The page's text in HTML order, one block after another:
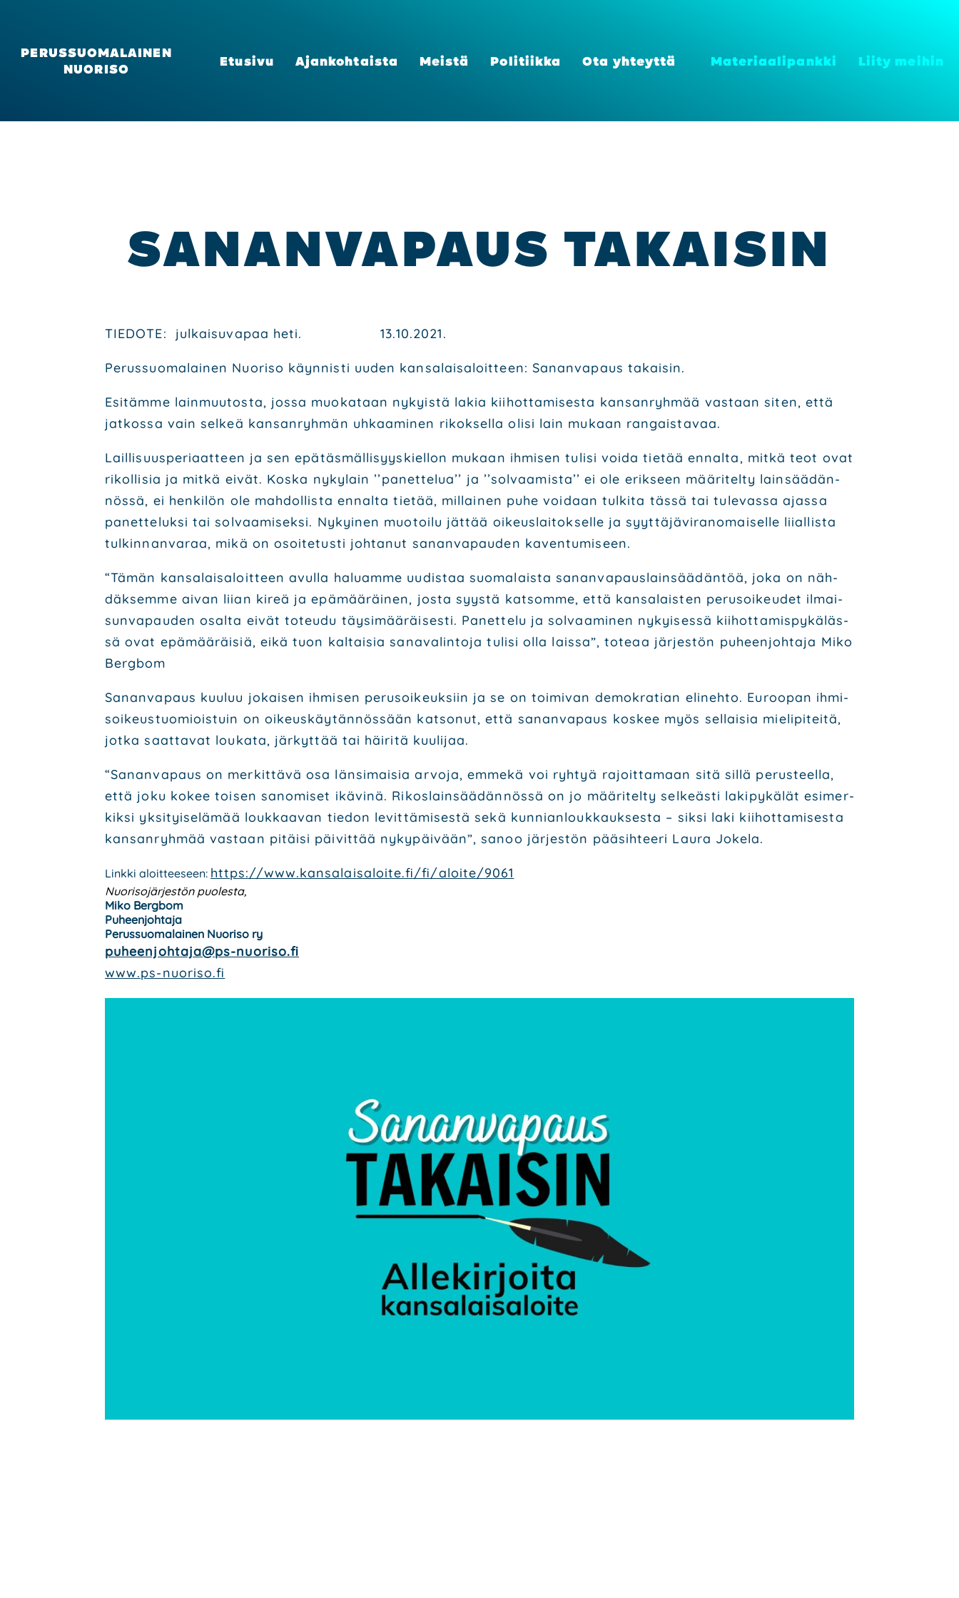
PERUSSUOMALAINEN
NUORISO
Etusi­vu Ajan­koh­tais­ta Meis­tä Poli­tiik­ka Ota yhteyt­tä Mate­ri­aa­li­pank­ki Lii­ty mei­hin
SANAN­VA­PAUS TAKAI­SIN
TIE­DO­TE: jul­kai­su­va­paa heti. 13.10.2021.
Perus­suo­ma­lai­nen Nuo­ri­so käyn­nis­ti uuden kan­sa­lais­aloit­teen: Sanan­va­paus takai­sin.
Esi­täm­me lain­muu­tos­ta, jos­sa muo­ka­taan nykyis­tä lakia kii­hot­ta­mi­ses­ta kan­san­ryh­mää vas­taan siten, että
jat­kos­sa vain sel­keä kan­san­ryh­män uhkaa­mi­nen rikok­sel­la oli­si lain mukaan ran­gais­ta­vaa.
Lail­li­suus­pe­ri­aat­teen ja sen epä­täs­mäl­li­syys­kiel­lon mukaan ihmi­sen tuli­si voi­da tie­tää ennal­ta, mit­kä teot ovat
rikol­li­sia ja mit­kä eivät. Kos­ka nyky­lain ’’panet­te­lua’’ ja ’’sol­vaa­mis­ta’’ ei ole erik­seen mää­ri­tel­ty lain­sää­dän­
nös­sä, ei hen­ki­lön ole mah­dol­lis­ta ennal­ta tie­tää, mil­lai­nen puhe voi­daan tul­ki­ta täs­sä tai tule­vas­sa ajas­sa
panet­te­luk­si tai sol­vaa­mi­sek­si. Nykyi­nen muo­toi­lu jät­tää oikeus­lai­tok­sel­le ja syyt­tä­jä­vi­ran­omai­sel­le lii­al­lis­ta
tul­kin­nan­va­raa, mikä on osoi­te­tus­ti joh­ta­nut sanan­va­pau­den kaven­tu­mi­seen.
“Tämän kan­sa­lais­aloit­teen avul­la haluam­me uudis­taa suo­ma­lais­ta sanan­va­paus­lain­sää­dän­töä, joka on näh­
däk­sem­me aivan lii­an kireä ja epä­mää­räi­nen, jos­ta syys­tä kat­som­me, että kan­sa­lais­ten perus­oi­keu­det ilmai­
sun­va­pau­den osal­ta eivät toteu­du täy­si­mää­räi­ses­ti. Panet­te­lu ja sol­vaa­mi­nen nykyi­ses­sä kii­hot­ta­mis­py­kä­läs­
sä ovat epä­mää­räi­siä, eikä tuon kal­tai­sia sana­va­lin­to­ja tuli­si olla lais­sa”, tote­aa jär­jes­tön puheen­joh­ta­ja Miko
Berg­bom
Sanan­va­paus kuu­luu jokai­sen ihmi­sen perus­oi­keuk­siin ja se on toi­mi­van demo­kra­tian eli­neh­to. Euroo­pan ihmi­
soi­keus­tuo­miois­tuin on oikeus­käy­tän­nös­sään kat­so­nut, että sanan­va­paus kos­kee myös sel­lai­sia mie­li­pi­tei­tä,
jot­ka saat­ta­vat lou­ka­ta, jär­kyt­tää tai häi­ri­tä kuu­li­jaa.
“Sanan­va­paus on mer­kit­tä­vä osa län­si­mai­sia arvo­ja, emme­kä voi ryh­tyä rajoit­ta­maan sitä sil­lä perus­teel­la,
että joku kokee toi­sen sano­mi­set ikä­vi­nä. Rikos­lain­sää­dän­nös­sä on jo mää­ri­tel­ty sel­keäs­ti laki­py­kä­lät esi­mer­
kik­si yksi­tyi­se­lä­mää louk­kaa­van tie­don levit­tä­mi­ses­tä sekä kun­nian­louk­kauk­ses­ta – sik­si laki kii­hot­ta­mi­ses­ta
kan­san­ryh­mää vas­taan pitäi­si päi­vit­tää nyky­päi­vään”, sanoo jär­jes­tön pää­sih­tee­ri Lau­ra Joke­la.
Link­ki aloit­tee­seen: https://www.kansalaisaloite.fi/fi/aloite/9061
Nuo­ri­so­jär­jes­tön puo­les­ta,
Miko Berg­bom
Puheen­joh­ta­ja
Perus­suo­ma­lai­nen Nuo­ri­so ry
puheenjohtaja@ps-nuoriso.fi
www.ps-nuoriso.fi